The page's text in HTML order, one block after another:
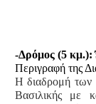
-Δρόμος (5
Περιγραφή της
Η διαδρομή των
Βασιλικής με